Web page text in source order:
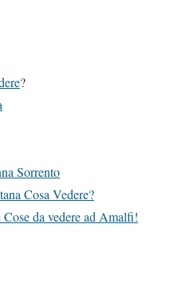
?
Sorrento
Cosa Vedere?
da vedere ad Amalfi!